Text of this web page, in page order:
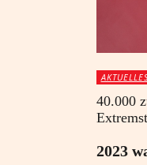
40.000
2023